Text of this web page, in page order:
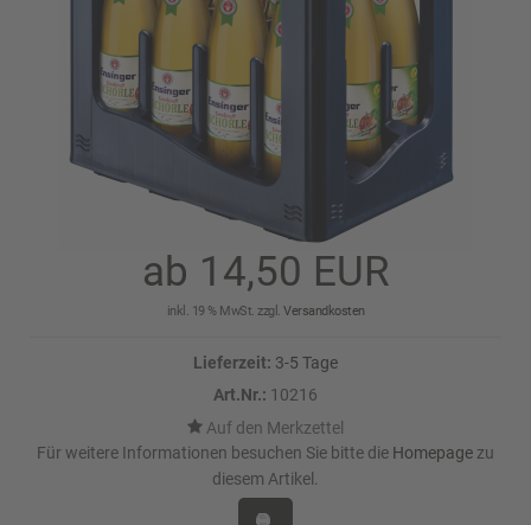
ab 14,50 EUR
inkl. 19 % MwSt. zzgl. Versandkosten
Lieferzeit: 3-5 Tage
Art.Nr.: 10216
Für weitere Informationen besuchen Sie bitte die Homepage zu
diesem Artikel.